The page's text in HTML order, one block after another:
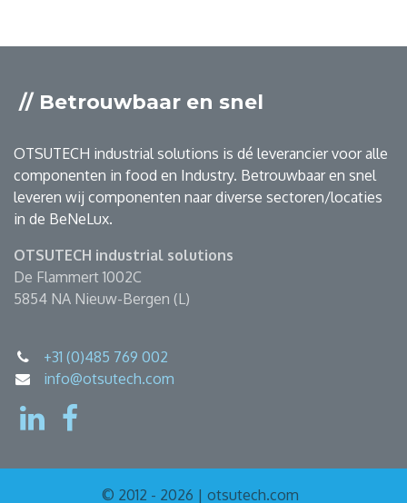
// Betrouwbaar en snel
OTSUTECH industrial solutions is dé leverancier voor alle
componenten in food en Industry. Betrouwbaar en snel
leveren wij componenten naar diverse sectoren/locaties
in de BeNeLux.
OTSUTECH industrial solutions
De Flammert 1002C
5854 NA Nieuw-Bergen (L)
+31 (0)485 769 002
info@otsutech.com
© 2012 - 2026 | otsutech.com